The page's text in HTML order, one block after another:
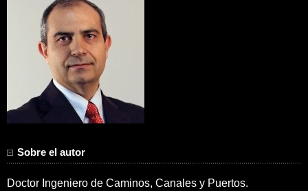
Sobre el autor
Doctor Ingeniero de Caminos, Canales y Puertos.